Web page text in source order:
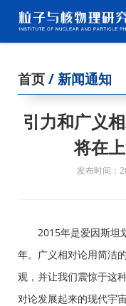
首页/ 新闻通知
引力和广义
将在
发布时间：
2015年是爱因斯坦
年。广义相对论用简洁
观，并让我们震惊于这
对论发展起来的现代宇